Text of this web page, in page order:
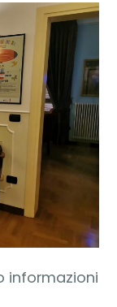
informazioni